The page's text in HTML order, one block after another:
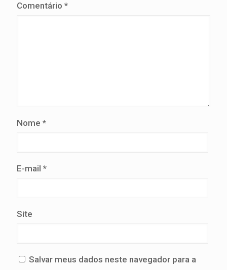
Comentário *
Nome *
E-mail *
Site
Salvar meus dados neste navegador para a